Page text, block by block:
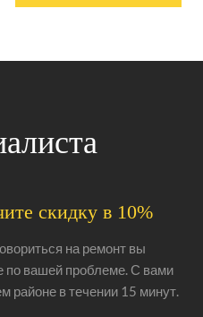
скидку в 10%
на ремонт вы
по вашей проблеме. С вами
районе в течении 15 минут.